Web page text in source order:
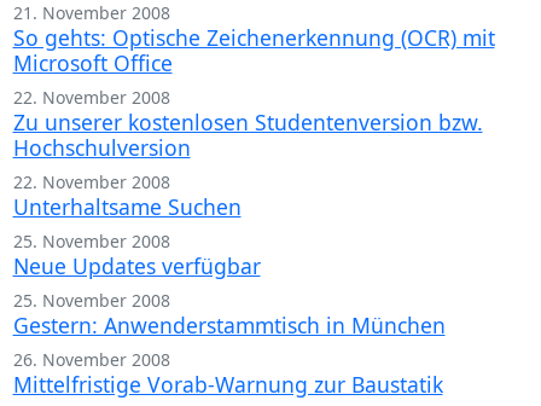
21. November 2008
So gehts: Optische Zeichenerkennung (OCR) mit
Microsoft Office
22. November 2008
Zu unserer kostenlosen Studentenversion bzw.
Hochschulversion
22. November 2008
Unterhaltsame Suchen
25. November 2008
Neue Updates verfügbar
25. November 2008
Gestern: Anwenderstammtisch in München
26. November 2008
Mittelfristige Vorab-Warnung zur Baustatik